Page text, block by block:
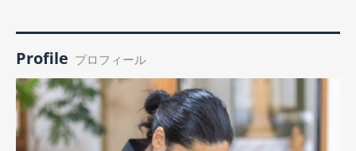
Profile プロフィール